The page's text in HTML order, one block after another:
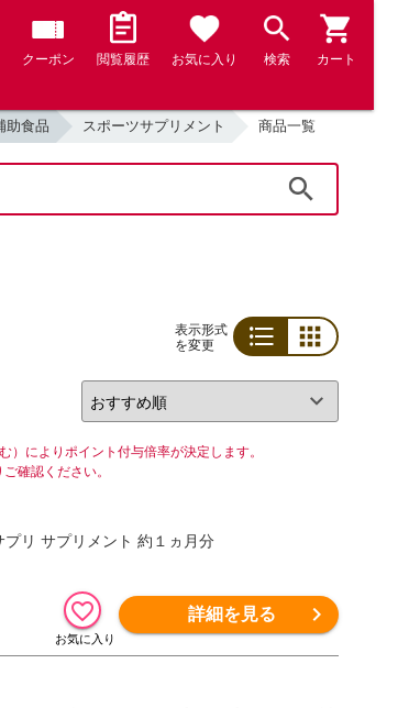
クーポン 閲覧履歴 お気に入り 検索 カート
助食品 スポーツサプリメント 商品一覧
表示形式
を変更
）によりポイント付与倍率が決定します。
確認ください。
リ サプリメント 約１ヵ月分
詳細を見る